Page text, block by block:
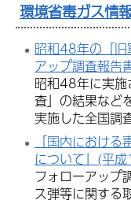
環境省毒ガス情
昭和48年の「旧
アップ調査報告
昭和48年に実施
査」の結果など
実施した全国調
「国内におけ
について」(平
フォローアップ
ス弾等に関する